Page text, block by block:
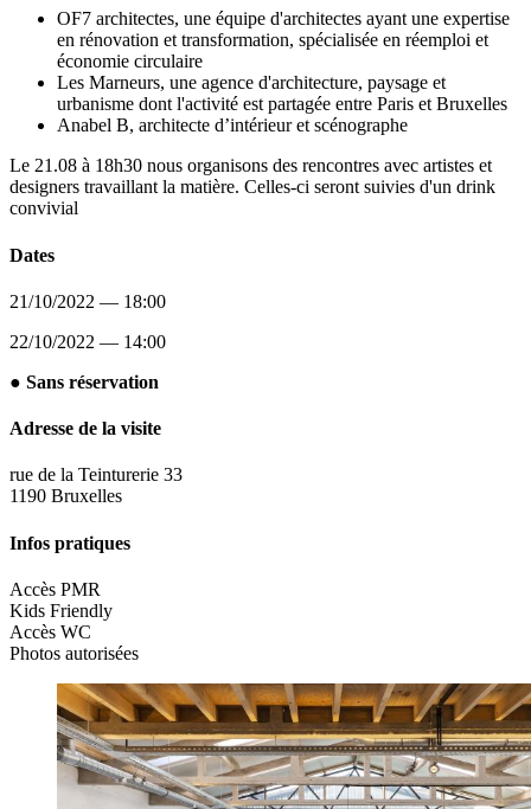
OF7 architectes, une équipe d'architectes ayant une expertise
en rénovation et transformation, spécialisée en réemploi et
économie circulaire
Les Marneurs, une agence d'architecture, paysage et
urbanisme dont l'activité est partagée entre Paris et Bruxelles
Anabel B, architecte d’intérieur et scénographe
Le 21.08 à 18h30 nous organisons des rencontres avec artistes et
designers travaillant la matière. Celles-ci seront suivies d'un drink
convivial
Dates
21/10/2022 — 18:00
22/10/2022 — 14:00
● Sans réservation
Adresse de la visite
rue de la Teinturerie 33
1190 Bruxelles
Infos pratiques
Accès PMR
Kids Friendly
Accès WC
Photos autorisées